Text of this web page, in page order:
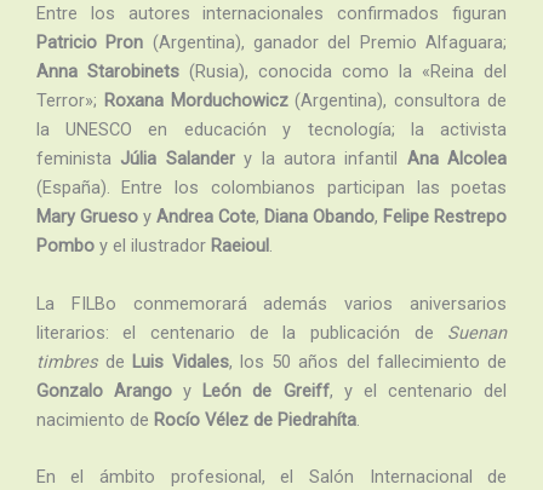
Entre los autores internacionales confirmados figuran
Patricio Pron (Argentina), ganador del Premio Alfaguara;
Anna Starobinets(Rusia), conocida como la «Reina del
Terror»; Roxana Morduchowicz(Argentina), consultora de
la UNESCO en educación y tecnología; la activista
feminista Júlia Salandery la autora infantil Ana Alcolea
(España). Entre los colombianos participan las poetas
Mary Gruesoy Andrea Cote, Diana Obando, Felipe Restrepo
Pomboy el ilustrador Raeioul.
La FILBo conmemorará además varios aniversarios
literarios: el centenario de la publicación de Suenan
timbresde Luis Vidales, los 50 años del fallecimiento de
Gonzalo Arangoy León de Greiff, y el centenario del
nacimiento de Rocío Vélez de Piedrahíta.
En el ámbito profesional, el Salón Internacional de